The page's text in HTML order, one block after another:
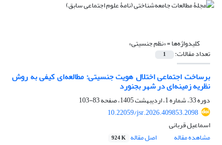
کلیدواژه‌ها =«نظم جنسیتی»
تعداد مقالات: 1
برساخت اجتماعی اختلال هویت جنسیتی: مطالعه‌ای کیفی به روش
نظریه زمینه‌ای در شهر بجنورد
دوره 33، شماره 1، اردیبهشت 1405، صفحه
83-103
10.22059/jsr.2026.409853.2098
اسماعیل قربانی
مشاهده مقاله
اصل مقاله 924 K